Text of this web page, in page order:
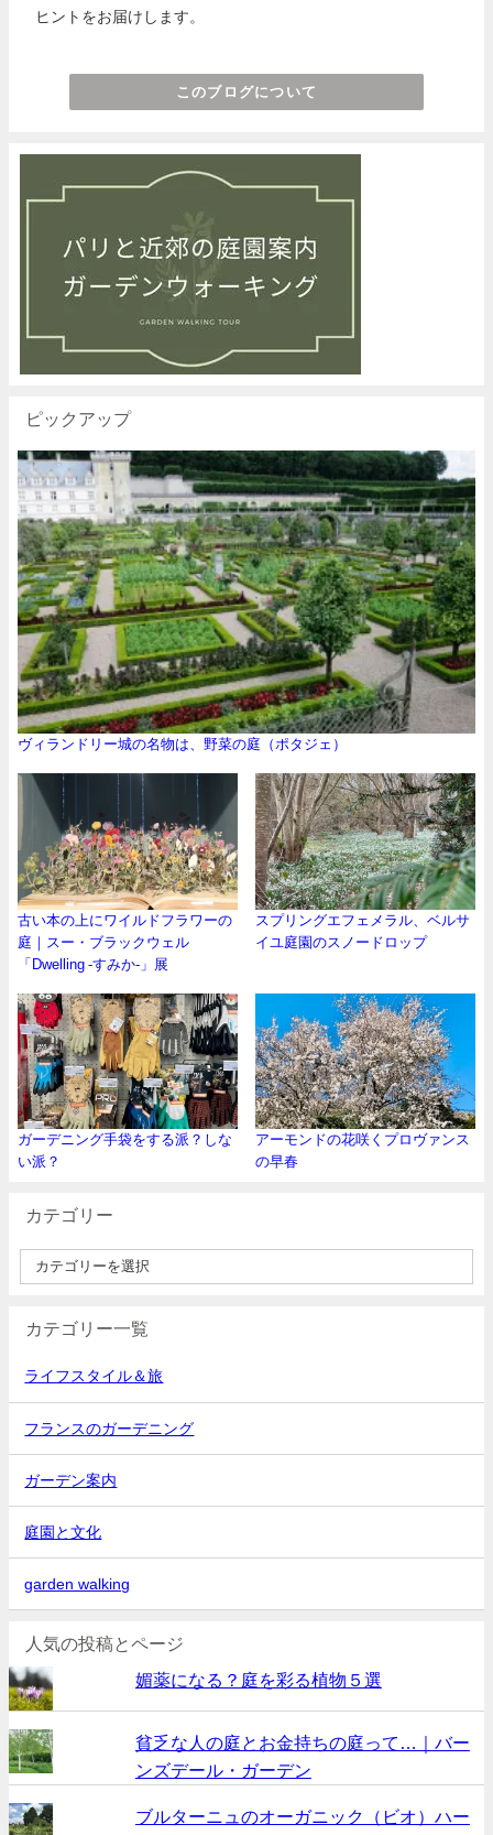
ヒントをお届けします。
このブログについて
ピックアップ
ヴィランドリー城の名物は、野菜の庭（ポタジェ）
古い本の上にワイルドフラワーの
庭｜スー・ブラックウェル
「Dwelling -すみか-」展
スプリングエフェメラル、ベルサ
イユ庭園のスノードロップ
ガーデニング手袋をする派？しな
い派？
アーモンドの花咲くプロヴァンス
の早春
カテゴリー
カテゴリー一覧
ライフスタイル＆旅
フランスのガーデニング
ガーデン案内
庭園と文化
garden walking
人気の投稿とページ
媚薬になる？庭を彩る植物５選
貧乏な人の庭とお金持ちの庭って…｜バー
ンズデール・ガーデン
ブルターニュのオーガニック（ビオ）ハー